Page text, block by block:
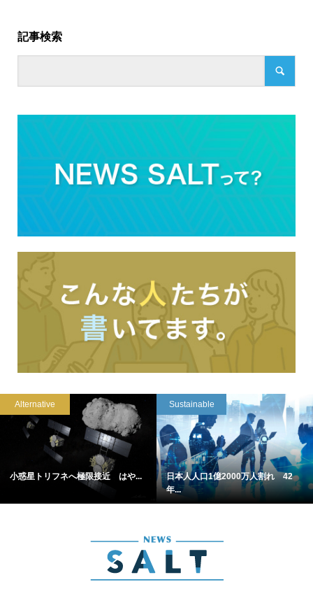
記事検索
Alternative
小惑星トリフネへ極限接近 はや...
Sustainable
日本人人口1億2000万人割れ 42
年...